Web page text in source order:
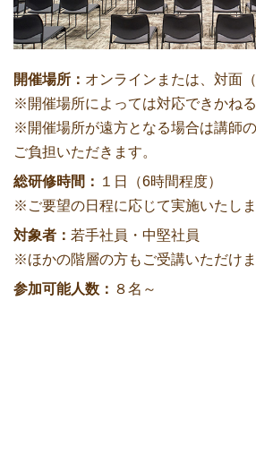
開催場所： オンラインまたは、対面
※開催場所によっては対応できかねる
※開催場所が遠方となる場合は講師
ご負担いただきます。
総研修時間： １日（6時間程度）
※ご要望の日程に応じて実施いたしま
対象者： 若手社員・中堅社員
※ほかの階層の方もご受講いただけま
参加可能人数： ８名～